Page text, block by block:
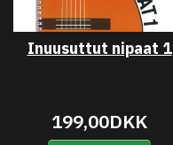
Inuusuttut nipaat 1
199,00DKK